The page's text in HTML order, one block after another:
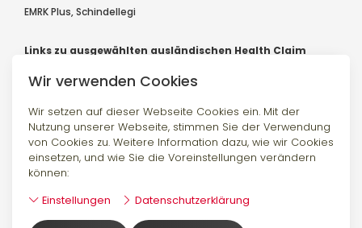
Wir verwenden Cookies
Wir setzen auf dieser Webseite Cookies ein. Mit der
Nutzung unserer Webseite, stimmen Sie der Verwendung
von Cookies zu. Weitere Information dazu, wie wir Cookies
einsetzen, und wie Sie die Voreinstellungen verändern
können:
Einstellungen
Datenschutzerklärung
EMRK Plus, Schindellegi
Links zu ausgewählten ausländischen Health Claim
EU Healthclaim RegisterCanada LNHPD Database
Australia Foodstandards
USA Pubmed
England NutraIngredients